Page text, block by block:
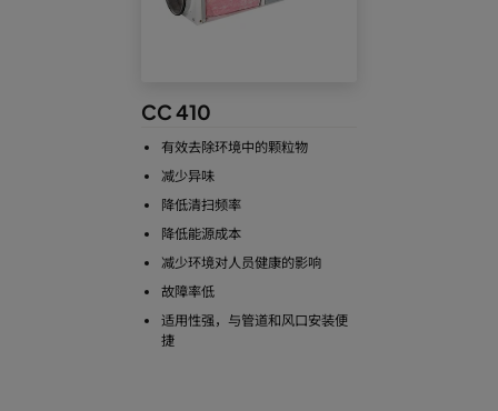
CC 410
有效去除环境中的颗粒物
减少异味
降低清扫频率
降低能源成本
减少环境对人员健康的影响
故障率低
适用性强，与管道和风口安装便
捷